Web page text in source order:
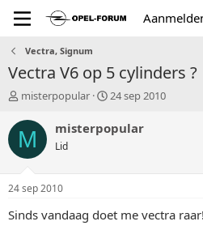
Vectra, Signum
Vectra V6 op 5 cylinders ?
T
p
i
a
r
misterpopular
S
a
r
u
24 sep 2010
M misterpopular
Lid
24 sep 2010
Sinds vandaag doet me vectra